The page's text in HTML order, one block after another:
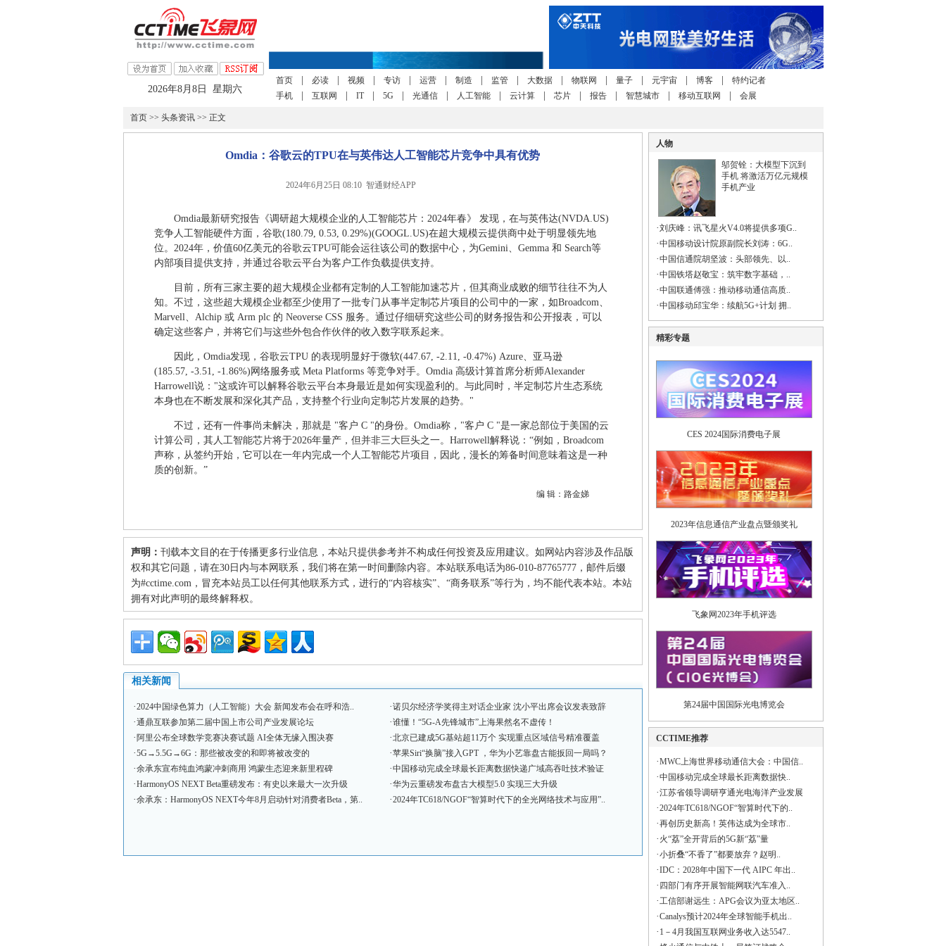
2026年8月8日 星期六
首页 必读 视频 专访 运营 制造 监管 大数据 物联网 量子 元宇宙 博客
特约记者
手机
互联网 IT 5G 光通信 人工智能 云计算 芯片 报告 智慧城市 移动互联网 会展
首页>> 头条资讯>> 正文
Omdia：谷歌云的TPU在与英伟达人工智能芯片竞争中具有优势
2024年6月25日 08:10 智通财经APP
Omdia最新研究报告《调研超大规模企业的人工智能芯片：2024年春》 发现，在与英伟达(NVDA.US)
竞争人工智能硬件方面，谷歌(180.79, 0.53, 0.29%)(GOOGL.US)在超大规模云提供商中处于明显领先地
位。2024年，价值60亿美元的谷歌云TPU可能会运往该公司的数据中心，为Gemini、Gemma 和 Search等
内部项目提供支持，并通过谷歌云平台为客户工作负载提供支持。
目前，所有三家主要的超大规模企业都有定制的人工智能加速芯片，但其商业成败的细节往往不为人
知。不过，这些超大规模企业都至少使用了一批专门从事半定制芯片项目的公司中的一家，如Broadcom、
Marvell、Alchip 或 Arm plc 的 Neoverse CSS 服务。通过仔细研究这些公司的财务报告和公开报表，可以
确定这些客户，并将它们与这些外包合作伙伴的收入数字联系起来。
因此，Omdia发现，谷歌云TPU 的表现明显好于微软(447.67, -2.11, -0.47%) Azure、亚马逊
(185.57, -3.51, -1.86%)网络服务或 Meta Platforms 等竞争对手。Omdia 高级计算首席分析师Alexander
Harrowell说："这或许可以解释谷歌云平台本身最近是如何实现盈利的。与此同时，半定制芯片生态系统
本身也在不断发展和深化其产品，支持整个行业向定制芯片发展的趋势。"
不过，还有一件事尚未解决，那就是 "客户 C "的身份。Omdia称，"客户 C "是一家总部位于美国的云
计算公司，其人工智能芯片将于2026年量产，但并非三大巨头之一。Harrowell解释说：“例如，Broadcom
声称，从签约开始，它可以在一年内完成一个人工智能芯片项目，因此，漫长的筹备时间意味着这是一种
质的创新。”
编 辑：路金娣
声明： 刊载本文目的在于传播更多行业信息，本站只提供参考并不构成任何投资及应用建议。如网站内容涉及作品版
权和其它问题，请在30日内与本网联系，我们将在第一时间删除内容。本站联系电话为86-010-87765777，邮件后缀
为#cctime.com，冒充本站员工以任何其他联系方式，进行的“内容核实”、“商务联系”等行为，均不能代表本站。本站
拥有对此声明的最终解释权。
相关新闻
·2024中国绿色算力（人工智能）大会 新闻发布会在呼和浩.. ·诺贝尔经济学奖得主对话企业家 沈小平出席会议发表致辞
·通鼎互联参加第二届中国上市公司产业发展论坛 ·谁懂！“5G-A先锋城市”上海果然名不虚传！
· 阿里公布全球数学竞赛决赛试题 AI全体无缘入围决赛 ·北京已建成5G基站超11万个 实现重点区域信号精准覆盖
·5G→5.5G→6G：那些被改变的和即将被改变的 ·苹果Siri“换脑”接入GPT ，华为小艺靠盘古能扳回一局吗？
·余承东宣布纯血鸿蒙冲刺商用 鸿蒙生态迎来新里程碑 ·中国移动完成全球最长距离数据快递广域高吞吐技术验证
·HarmonyOS NEXT Beta重磅发布：有史以来最大一次升级 ·华为云重磅发布盘古大模型5.0 实现三大升级
·余承东：HarmonyOS NEXT今年8月启动针对消费者Beta，第.. ·2024年TC618/NGOF“智算时代下的全光网络技术与应用”..
人物
邬贺铨：大模型下沉到
手机 将激活万亿元规模
手机产业
·刘庆峰：讯飞星火V4.0将提供多项G..
·中国移动设计院原副院长刘涛：6G..
·中国信通院胡坚波：头部领先、以..
·中国铁塔赵敬宝：筑牢数字基础，..
·中国联通傅强：推动移动通信高质..
·中国移动邱宝华：续航5G+计划 拥..
精彩专题
CES 2024国际消费电子展
2023年信息通信产业盘点暨颁奖礼
飞象网2023年手机评选
第24届中国国际光电博览会
CCTIME推荐
·MWC上海世界移动通信大会：中国信..
·中国移动完成全球最长距离数据快..
·江苏省领导调研亨通光电海洋产业发展
·2024年TC618/NGOF“智算时代下的..
·再创历史新高！英伟达成为全球市..
· 火“荔”全开背后的5G新“荔”量
·小折叠“不香了”都要放弃？赵明..
·IDC：2028年中国下一代 AIPC 年出..
· 四部门有序开展智能网联汽车准入..
·工信部谢远生：APG会议为亚太地区..
·Canalys预计2024年全球智能手机出..
· 1－4月我国互联网业务收入达5547..